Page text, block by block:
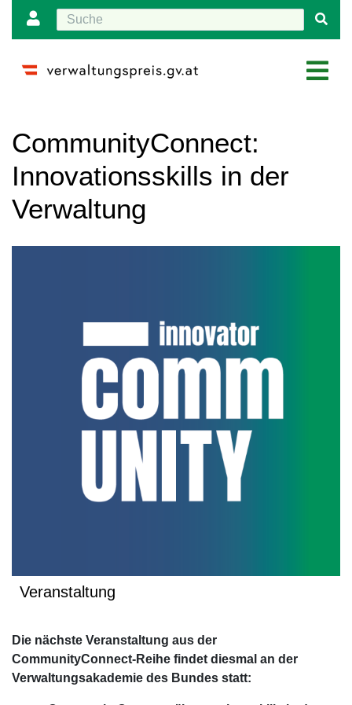
CommunityConnect:
Innovationsskills in der
Verwaltung
Veranstaltung
Die nächste Veranstaltung aus der
CommunityConnect-Reihe findet diesmal an der
Verwaltungsakademie des Bundes statt: